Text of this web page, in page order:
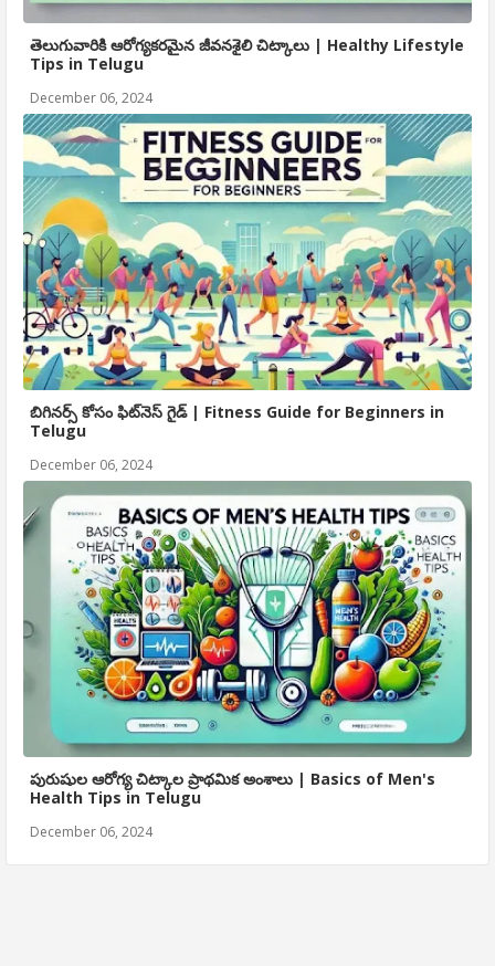
తెలుగువారికి ఆరోగ్యకరమైన జీవనశైలి చిట్కాలు | Healthy Lifestyle
Tips in Telugu
December 06, 2024
బిగినర్స్ కోసం ఫిట్‌నెస్ గైడ్ | Fitness Guide for Beginners in
Telugu
December 06, 2024
పురుషుల ఆరోగ్య చిట్కాల ప్రాథమిక అంశాలు | Basics of Men's
Health Tips in Telugu
December 06, 2024